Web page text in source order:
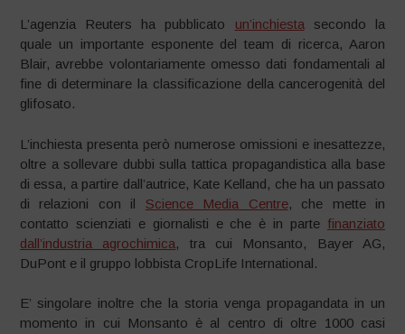
L’agenzia Reuters ha pubblicato un’inchiesta secondo la
quale un importante esponente del team di ricerca, Aaron
Blair, avrebbe volontariamente omesso dati fondamentali al
fine di determinare la classificazione della cancerogenità del
glifosato.
L’inchiesta presenta però numerose omissioni e inesattezze,
oltre a sollevare dubbi sulla tattica propagandistica alla base
di essa, a partire dall’autrice, Kate Kelland, che ha un passato
di relazioni con il Science Media Centre, che mette in
contatto scienziati e giornalisti e che è in parte finanziato
dall’industria agrochimica, tra cui Monsanto, Bayer AG,
DuPont e il gruppo lobbista CropLife International.
E’ singolare inoltre che la storia venga propagandata in un
momento in cui Monsanto è al centro di oltre 1000 casi